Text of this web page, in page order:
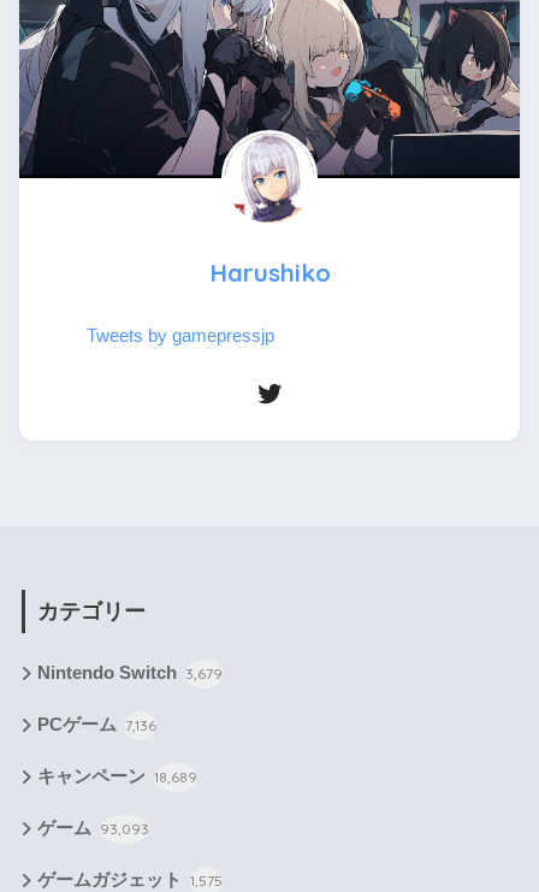
Harushiko
Tweets by gamepressjp
カテゴリー
Nintendo Switch 3,679
PCゲーム 7,136
キャンペーン 18,689
ゲーム 93,093
ゲームガジェット 1,575